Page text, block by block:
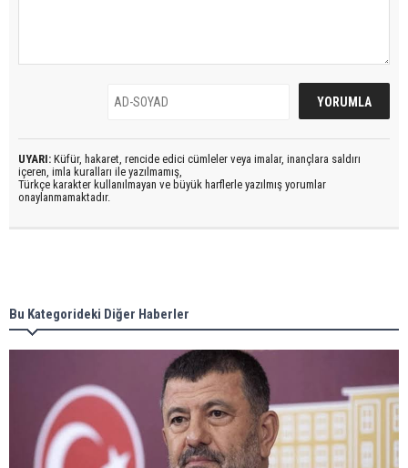
UYARI: Küfür, hakaret, rencide edici cümleler veya imalar, inançlara saldırı
içeren, imla kuralları ile yazılmamış,
Türkçe karakter kullanılmayan ve büyük harflerle yazılmış yorumlar
onaylanmamaktadır.
Bu Kategorideki Diğer Haberler